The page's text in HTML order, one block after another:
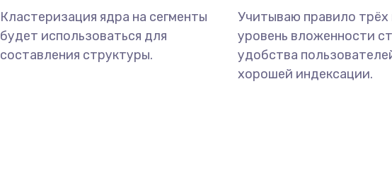
Кластеризация ядра на сегменты
будет использоваться для
составления структуры.
Учитываю правило трёх
уровень вложенности
удобства
хорошей индексации.